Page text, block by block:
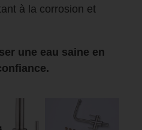
à la corrosion et
une eau saine en